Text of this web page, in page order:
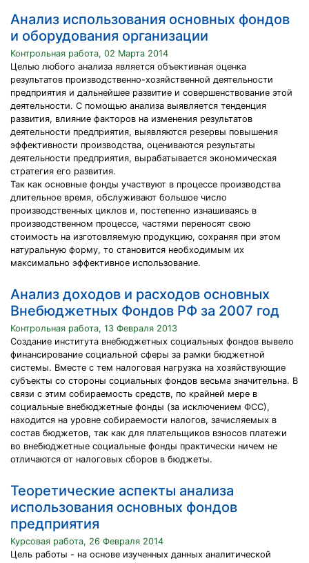
Анализ использования основных фондов
и оборудования организации
Контрольная работа, 02 Марта 2014
Целью любого анализа является объективная оценка
результатов производственно-хозяйственной деятельности
предприятия и дальнейшее развитие и совершенствование этой
деятельности. С помощью анализа выявляется тенденция
развития, влияние факторов на изменения результатов
деятельности предприятия, выявляются резервы повышения
эффективности производства, оцениваются результаты
деятельности предприятия, вырабатывается экономическая
стратегия его развития.
Так как основные фонды участвуют в процессе производства
длительное время, обслуживают большое число
производственных циклов и, постепенно изнашиваясь в
производственном процессе, частями переносят свою
стоимость на изготовляемую продукцию, сохраняя при этом
натуральную форму, то становится необходимым их
максимально эффективное использование.
Анализ доходов и расходов основных
Внебюджетных Фондов РФ за 2007 год
Контрольная работа, 13 Февраля 2013
Создание института внебюджетных социальных фондов вывело
финансирование социальной сферы за рамки бюджетной
системы. Вместе с тем налоговая нагрузка на хозяйствующие
субъекты со стороны социальных фондов весьма значительна. В
связи с этим собираемость средств, по крайней мере в
социальные внебюджетные фонды (за исключением ФСС),
находится на уровне собираемости налогов, зачисляемых в
состав бюджетов, так как для плательщиков взносов платежи
во внебюджетные социальные фонды практически ничем не
отличаются от налоговых сборов в бюджеты.
Теоретические аспекты анализа
использования основных фондов
предприятия
Курсовая работа, 26 Февраля 2014
Цель работы - на основе изученных данных аналитической